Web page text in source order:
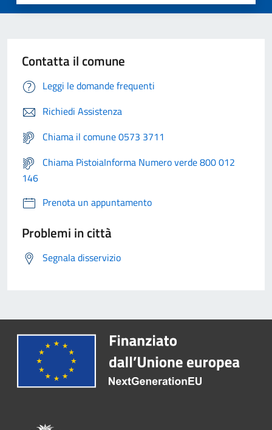
Contatta il comune
Leggi le domande frequenti
Richiedi Assistenza
Chiama il comune 0573 3711
Chiama PistoiaInforma Numero verde 800 012
146
Prenota un appuntamento
Problemi in città
Segnala disservizio